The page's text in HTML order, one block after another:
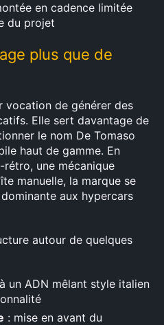
en cadence limitée
du projet
plus que de
vocation de générer des
Elle sert davantage de
le nom De Tomaso
haut de gamme. En
une mécanique
manuelle, la marque se
aux hypercars
autour de quelques
un ADN mêlant style italien
: mise en avant du